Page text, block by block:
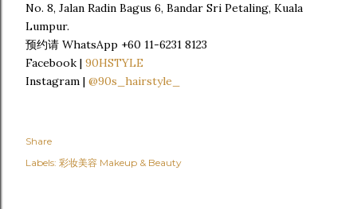
No. 8, Jalan Radin Bagus 6, Bandar Sri Petaling, Kuala
Lumpur.
预约请 WhatsApp +60 11-6231 8123
Facebook | 90HSTYLE
Instagram | @90s_hairstyle_
Share
Labels: 彩妆美容 Makeup & Beauty